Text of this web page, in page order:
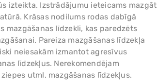
izteikta. Izstrādājumu ieteicams mazgāt
Krāsas nodilums rodas dabīgā
mazgāšanas līdzekli, kas paredzēts
Pareiza mazgāšanas līdzekļa
neiesakām izmantot agresīvus
līdzekļus. Nerekomendējam
utml. mazgāšanas līdzekļus.